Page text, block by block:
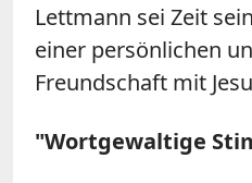
Lettmann sei Zeit
einer persönlichen
Freundschaft mit
"Wortgewaltige